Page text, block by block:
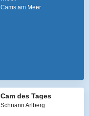
Cams am Meer
Cam des Tages
Schnann Arlberg